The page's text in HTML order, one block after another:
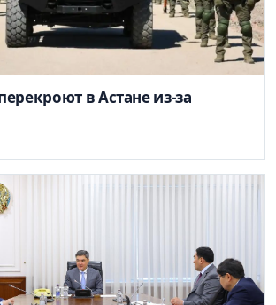
в Астане из-за